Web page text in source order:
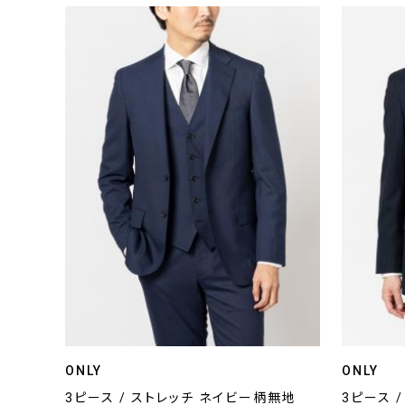
ONLY
3ピース / ストレッチ ネイビー柄無地
ONLY
3ピース /